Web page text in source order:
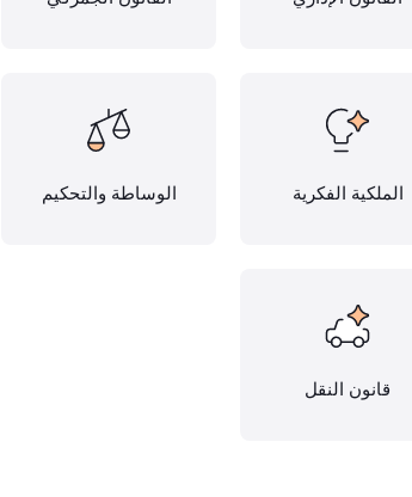
الملكية الفكرية الوساطة والتحكيم
قانون النقل